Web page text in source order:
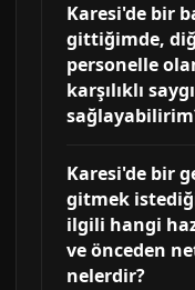
Karesi'de bir
gittiğimde,
personelle
karşılıklı
Karesi'de bir
gitmek
ilgili hangi
ve önceden
nelerdir?